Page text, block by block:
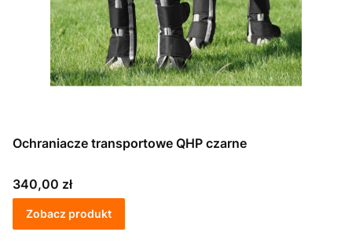
Ochraniacze transportowe QHP czarne
Cena
340,00 zł
Zobacz produkt